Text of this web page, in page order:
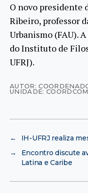
O novo presidente
Ribeiro, professor
Urbanismo (FAU).
do Instituto de
UFRJ).
AUTOR:
UNIDADE: COORDCOM
←
IH-UFRJ realiza
→
Encontro discute
Latina e Caribe